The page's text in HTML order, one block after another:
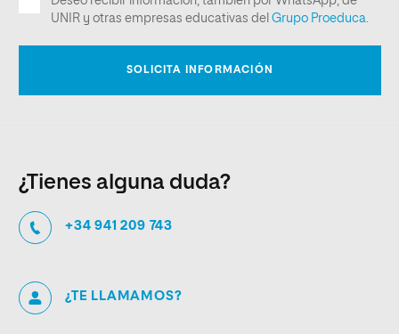
¿Tienes alguna duda?
+34 941 209 743
¿TE LLAMAMOS?